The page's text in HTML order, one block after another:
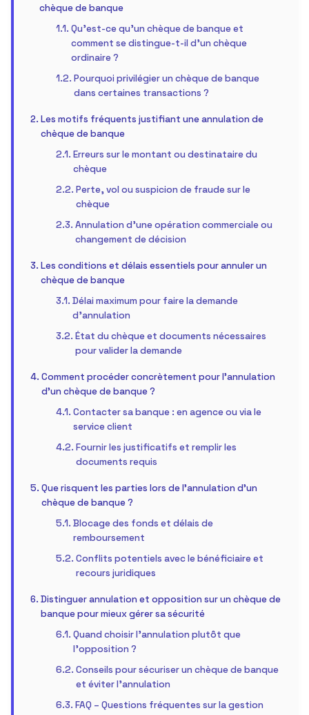
chèque de banque
Qu’est-ce qu’un chèque de banque et
comment se distingue-t-il d’un chèque
ordinaire ?
Pourquoi privilégier un chèque de banque
dans certaines transactions ?
Les motifs fréquents justifiant une annulation de
chèque de banque
Erreurs sur le montant ou destinataire du
chèque
Perte, vol ou suspicion de fraude sur le
chèque
Annulation d’une opération commerciale ou
changement de décision
Les conditions et délais essentiels pour annuler un
chèque de banque
Délai maximum pour faire la demande
d’annulation
État du chèque et documents nécessaires
pour valider la demande
Comment procéder concrètement pour l’annulation
d’un chèque de banque ?
Contacter sa banque : en agence ou via le
service client
Fournir les justificatifs et remplir les
documents requis
Que risquent les parties lors de l’annulation d’un
chèque de banque ?
Blocage des fonds et délais de
remboursement
Conflits potentiels avec le bénéficiaire et
recours juridiques
Distinguer annulation et opposition sur un chèque de
banque pour mieux gérer sa sécurité
Quand choisir l’annulation plutôt que
l’opposition ?
Conseils pour sécuriser un chèque de banque
et éviter l’annulation
FAQ – Questions fréquentes sur la gestion